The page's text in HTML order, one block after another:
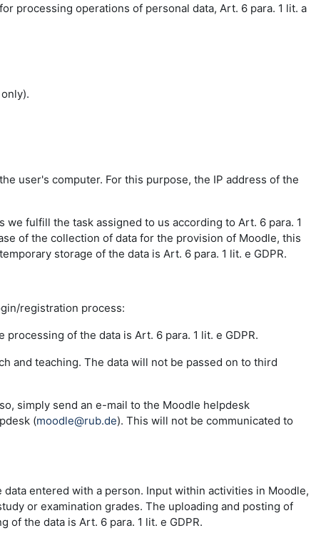
processing operations of personal data, Art. 6 para. 1 lit. a
user's computer. For this purpose, the IP address of the
fulfill the task assigned to us according to Art. 6 para. 1
of the collection of data for the provision of Moodle, this
storage of the data is Art. 6 para. 1 lit. e GDPR.
registration process:
of the data is Art. 6 para. 1 lit. e GDPR.
and teaching. The data will not be passed on to third
simply send an e-mail to the Moodle helpdesk
(moodle@rub.de). This will not be communicated to
entered with a person. Input within activities in Moodle,
or examination grades. The uploading and posting of
the data is Art. 6 para. 1 lit. e GDPR.